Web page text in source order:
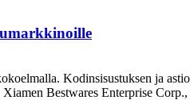
Kodinsisustuksen ja
Bestwares Enterprise Corp.,